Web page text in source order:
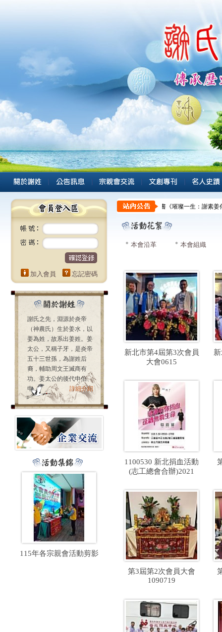
加入會員 忘記密碼
謝氏之先，淵源於炎帝
（神農氏）生於姜水，以
姜為姓，故系出姜姓。姜
太公，又稱子牙，是炎帝
五十三世孫，為謝姓后
裔，輔助周文王滅商有
功。姜太公的後代申伯、
申...
詳細介紹
115年各宗親會活動剪影
本會沿革 本會組織
新北市第4屆第3次會員
大會0615
1100530 新北捐血活動
(志工總會合辦)2021
第3屆第2次會員大會
1090719